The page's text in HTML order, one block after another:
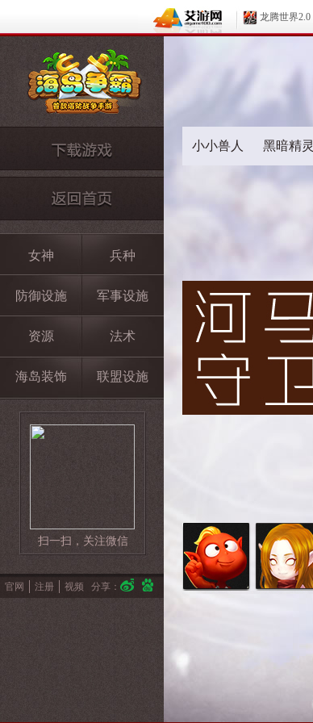
龙腾世界2.0
女神 兵种
防御设施 军事设施
资源 法术
海岛装饰 联盟设施
扫一扫，关注微信
官网 注册 视频 分享：
小小兽人 黑暗精灵